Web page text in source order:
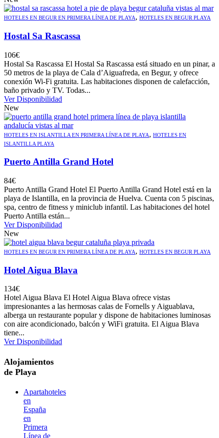
HOTELES EN BEGUR EN PRIMERA LÍNEA DE PLAYA, HOTELES EN BEGUR PLAYA
Hostal Sa Rascassa
106€
Hostal Sa Rascassa El Hostal Sa Rascassa está situado en un pinar, a
50 metros de la playa de Cala d’Aiguafreda, en Begur, y ofrece
conexión Wi-Fi gratuita. Las habitaciones disponen de calefacción,
baño privado y TV. Todas...
Ver Disponibilidad
New
HOTELES EN ISLANTILLA EN PRIMERA LÍNEA DE PLAYA, HOTELES EN
ISLANTILLA PLAYA
Puerto Antilla Grand Hotel
84€
Puerto Antilla Grand Hotel El Puerto Antilla Grand Hotel está en la
playa de Islantilla, en la provincia de Huelva. Cuenta con 5 piscinas,
spa, centro de fitness y miniclub infantil. Las habitaciones del hotel
Puerto Antilla están...
Ver Disponibilidad
New
HOTELES EN BEGUR EN PRIMERA LÍNEA DE PLAYA, HOTELES EN BEGUR PLAYA
Hotel Aigua Blava
134€
Hotel Aigua Blava El Hotel Aigua Blava ofrece vistas
impresionantes a las hermosas calas de Fornells y Aiguablava,
alberga un restaurante popular y dispone de habitaciones luminosas
con aire acondicionado, balcón y WiFi gratuita. El Aigua Blava
tiene...
Ver Disponibilidad
Alojamientos
de Playa
Apartahoteles
en
España
en
Primera
Línea de